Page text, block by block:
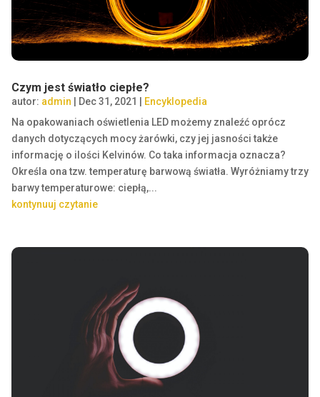
Czym jest światło ciepłe?
autor: admin Dec 31, 2021
Encyklopedia
Na opakowaniach oświetlenia LED możemy znaleźć oprócz
danych dotyczących mocy żarówki, czy jej jasności także
informację o ilości Kelvinów. Co taka informacja oznacza?
Określa ona tzw. temperaturę barwową światła. Wyróżniamy trzy
barwy temperaturowe: ciepłą,...
kontynuuj czytanie